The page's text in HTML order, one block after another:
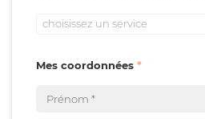
choisissez un service
Mes coordonnées